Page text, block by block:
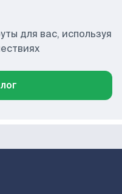
для вас, используя